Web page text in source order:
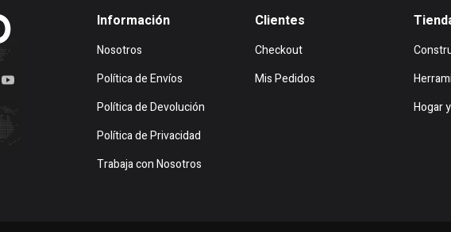
Información
Nosotros
Política de Envíos
Política de Devolución
Política de Privacidad
Trabaja con Nosotros
Clientes
Checkout
Mis Pedidos
Hogar